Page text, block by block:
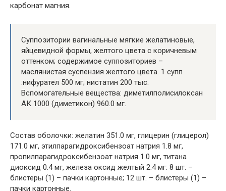
карбонат магния.
Суппозитории вагинальные мягкие желатиновые,
яйцевидной формы, желтого цвета с коричневым
оттенком; содержимое суппозиториев –
маслянистая суспензия желтого цвета. 1 супп
:нифурател 500 мг; нистатин 200 тыс.
Вспомогательные вещества: диметилполисилоксан
АК 1000 (диметикон) 960.0 мг.
Состав оболочки: желатин 351.0 мг, глицерин (глицерол)
171.0 мг, этилпарагидроксибензоат натрия 1.8 мг,
пропилпарагидроксибензоат натрия 1.0 мг, титана
диоксид 0.4 мг, железа оксид желтый 2.4 мг: 8 шт. –
блистеры (1) – пачки картонные; 12 шт. – блистеры (1) –
пачки картонные.